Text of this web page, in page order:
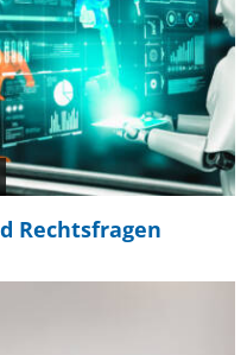
Rechtsfragen